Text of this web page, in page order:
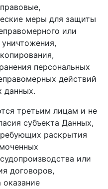
меры для защиты
или
персональных
действий
данных.
третьим лицам и не
субъекта Данных,
раскрытия
или
договоров,